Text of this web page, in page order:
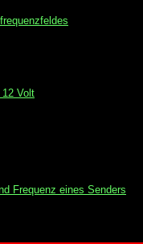
Volt
Frequenz eines Senders